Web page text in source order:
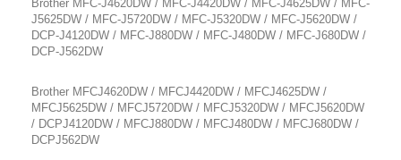
Brother MFC-J4620DW / MFC-J4420DW / MFC-J4625DW / MFC-
J5625DW / MFC-J5720DW / MFC-J5320DW / MFC-J5620DW /
DCP-J4120DW / MFC-J880DW / MFC-J480DW / MFC-J680DW /
DCP-J562DW
Brother MFCJ4620DW / MFCJ4420DW / MFCJ4625DW /
MFCJ5625DW / MFCJ5720DW / MFCJ5320DW / MFCJ5620DW
/ DCPJ4120DW / MFCJ880DW / MFCJ480DW / MFCJ680DW /
DCPJ562DW